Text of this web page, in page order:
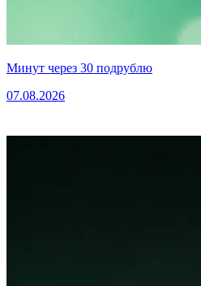
Минут через 30 подрублю
07.08.2026